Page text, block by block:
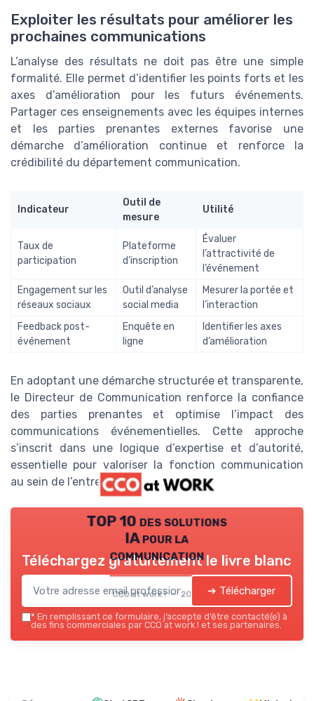
Exploiter les résultats pour améliorer les
prochaines communications
L’analyse des résultats ne doit pas être une simple
formalité. Elle permet d’identifier les points forts et les
axes d’amélioration pour les futurs événements.
Partager ces enseignements avec les équipes internes
et les parties prenantes externes favorise une
démarche d’amélioration continue et renforce la
crédibilité du département communication.
Indicateur
Outil de
mesure
Utilité
Taux de
participation
Plateforme
d’inscription
Évaluer
l’attractivité de
l’événement
Engagement sur les
réseaux sociaux
Outil d’analyse
social media
Mesurer la portée et
l’interaction
Feedback post-
événement
Enquête en
ligne
Identifier les axes
d’amélioration
En adoptant une démarche structurée et transparente,
le Directeur de Communication renforce la confiance
des parties prenantes et optimise l’impact des
communications événementielles. Cette approche
s’inscrit dans une logique d’expertise et d’autorité,
essentielle pour valoriser la fonction communication
au sein de l’entreprise.
TOP 10 des solutions
IA pour la
communication
CCO at work ! — 2026
Téléchargez gratuitement le livre blanc
➔ Télécharger
* En remplissant ce formulaire, j’accepte d’être contacté(e) à
des fins commerciales par CCO at work ! et ses partenaires.